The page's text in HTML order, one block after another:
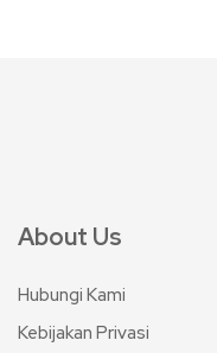
About Us
Hubungi Kami
Kebijakan Privasi